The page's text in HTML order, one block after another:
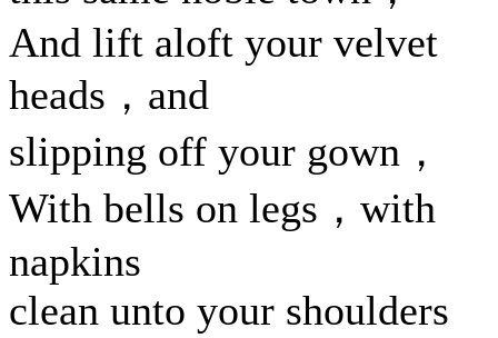
And lift aloft your velvet
heads，and
slipping off your gown，
With bells on legs，with
napkins
clean unto your shoulders